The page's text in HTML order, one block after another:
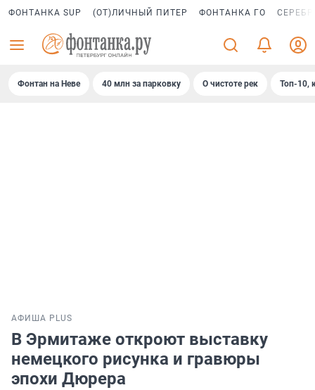
ФОНТАНКА SUP (ОТ)ЛИЧНЫЙ ПИТЕР ФОНТАНКА ГО
Фонтан на Неве 40 млн за парковку О чистоте рек Топ-10,
АФИША PLUS
В Эрмитаже откроют выставку
немецкого рисунка и гравюры
эпохи Дюрера